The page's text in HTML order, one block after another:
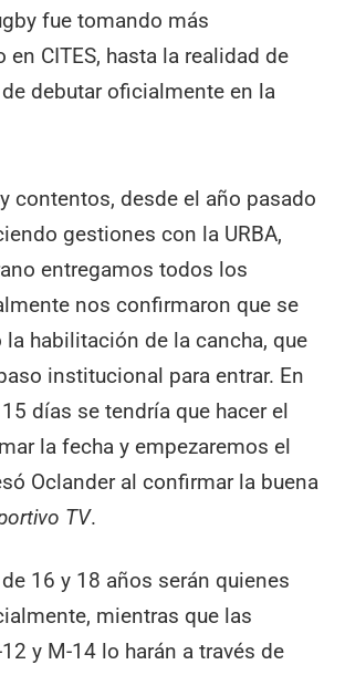
fue tomando más
CITES, hasta la realidad de
debutar oficialmente en la
contentos, desde el año pasado
gestiones con la URBA,
entregamos todos los
nos confirmaron que se
la habilitación de la cancha, que
institucional para entrar. En
días se tendría que hacer el
la fecha y empezaremos el
Oclander al confirmar la buena
TV.
16 y 18 años serán quienes
mientras que las
y M-14 lo harán a través de